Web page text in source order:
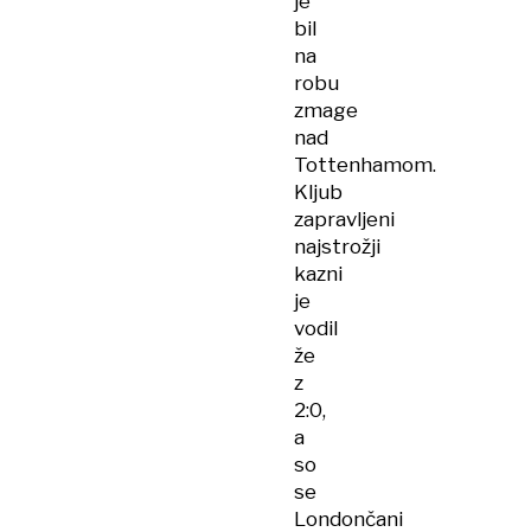
bil
na
robu
zmage
nad
Tottenhamom.
Kljub
zapravljeni
najstrožji
kazni
je
vodil
že
z
2:0,
a
so
se
Londončani